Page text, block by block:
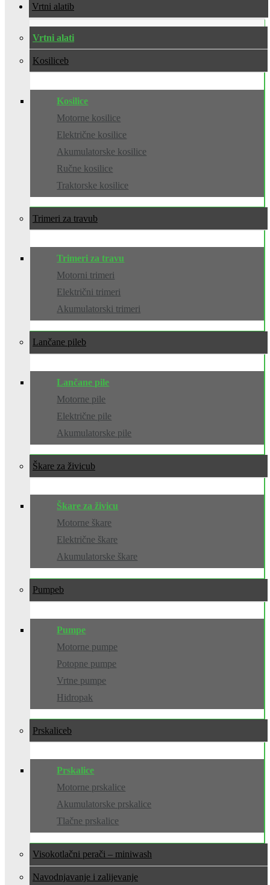
Vrtni alati
Vrtni alati
Kosilice
Kosilice
Motorne kosilice
Električne kosilice
Akumulatorske kosilice
Ručne kosilice
Traktorske kosilice
Trimeri za travu
Trimeri za travu
Motorni trimeri
Električni trimeri
Akumulatorski trimeri
Lančane pile
Lančane pile
Motorne pile
Električne pile
Akumulatorske pile
Škare za živicu
Škare za živicu
Motorne škare
Električne škare
Akumulatorske škare
Pumpe
Pumpe
Motorne pumpe
Potopne pumpe
Vrtne pumpe
Hidropak
Prskalice
Prskalice
Motorne prskalice
Akumulatorske prskalice
Tlačne prskalice
Visokotlačni perači – miniwash
Navodnjavanje i zalijevanje